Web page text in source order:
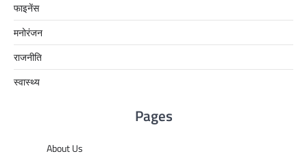
फाइनेंस
मनोरंजन
राजनीति
स्वास्थ्य
Pages
About Us